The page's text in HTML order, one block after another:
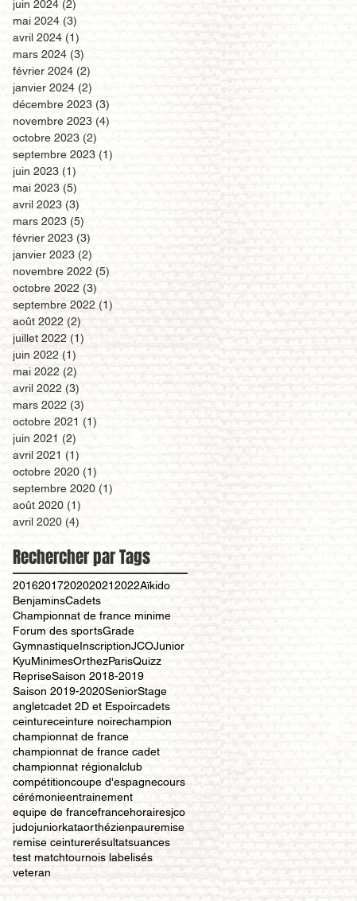
juin 2024 (2)
mai 2024 (3)
avril 2024 (1)
mars 2024 (3)
février 2024 (2)
janvier 2024 (2)
décembre 2023 (3)
novembre 2023 (4)
octobre 2023 (2)
septembre 2023 (1)
juin 2023 (1)
mai 2023 (5)
avril 2023 (3)
mars 2023 (5)
février 2023 (3)
janvier 2023 (2)
novembre 2022 (5)
octobre 2022 (3)
septembre 2022 (1)
août 2022 (2)
juillet 2022 (1)
juin 2022 (1)
mai 2022 (2)
avril 2022 (3)
mars 2022 (3)
octobre 2021 (1)
juin 2021 (2)
avril 2021 (1)
octobre 2020 (1)
septembre 2020 (1)
août 2020 (1)
avril 2020 (4)
Rechercher par Tags
20162017202020212022Aïkido
BenjaminsCadets
Championnat de france minime
Forum des sportsGrade
GymnastiqueInscriptionJCOJunior
KyuMinimesOrthezParisQuizz
RepriseSaison 2018-2019
Saison 2019-2020SeniorStage
angletcadet 2D et Espoircadets
ceintureceinture noirechampion
championnat de france
championnat de france cadet
championnat régionalclub
compétitioncoupe d'espagnecours
cérémonieentrainement
equipe de francefrancehorairesjco
judojuniorkataorthézienpauremise
remise ceinturerésultatsuances
test matchtournois labelisés
veteran